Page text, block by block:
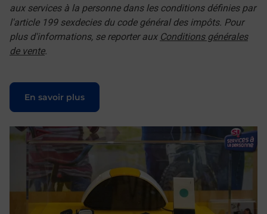
aux services à la personne dans les conditions définies par
l'article 199 sexdecies du code général des impôts. Pour
plus d'informations, se reporter aux Conditions générales
de vente.
En savoir plus
Le lien s'ouvre dans un nouvel onglet